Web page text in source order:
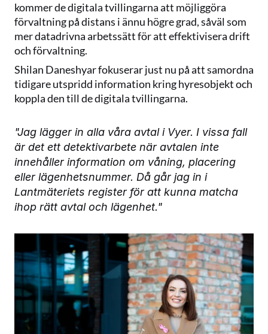
kommer de digitala tvillingarna att möjliggöra
förvaltning på distans i ännu högre grad, såväl som
mer datadrivna arbetssätt för att effektivisera drift
och förvaltning.
Shilan Daneshyar fokuserar just nu på att samordna
tidigare utspridd information kring hyresobjekt och
koppla den till de digitala tvillingarna.
"Jag lägger in alla våra avtal i Vyer. I vissa fall
är det ett detektivarbete när avtalen inte
innehåller information om våning, placering
eller lägenhetsnummer. Då går jag in i
Lantmäteriets register för att kunna matcha
ihop rätt avtal och lägenhet."